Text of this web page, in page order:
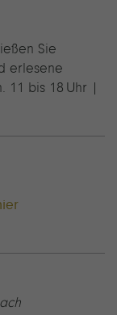
Sie
erlesene
11 bis 18 Uhr |